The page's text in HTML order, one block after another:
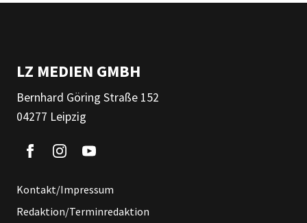
LZ MEDIEN GMBH
Bernhard Göring Straße 152
04277 Leipzig
Kontakt/Impressum
Redaktion/Terminredaktion